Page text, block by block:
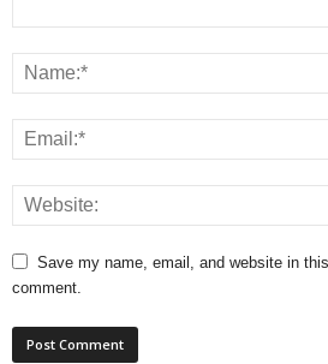
Save my name, email, and website in
comment.